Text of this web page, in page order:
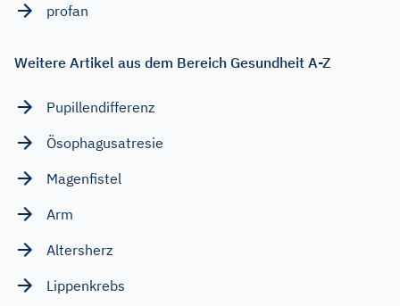
profan
Weitere Artikel aus dem Bereich Gesundheit A-Z
Pupillendifferenz
Ösophagusatresie
Magenfistel
Arm
Altersherz
Lippenkrebs